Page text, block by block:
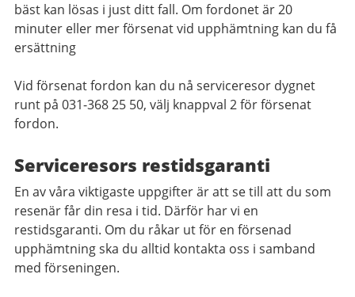
bäst kan lösas i just ditt fall. Om fordonet är 20
minuter eller mer försenat vid upphämtning kan du få
ersättning
Vid försenat fordon kan du nå serviceresor dygnet
runt på 031-368 25 50, välj knappval 2 för försenat
fordon.
Serviceresors restidsgaranti
En av våra viktigaste uppgifter är att se till att du som
resenär får din resa i tid. Därför har vi en
restidsgaranti. Om du råkar ut för en försenad
upphämtning ska du alltid kontakta oss i samband
med förseningen.